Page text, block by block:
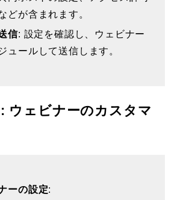
どが含まれます。
信: 設定を確認し、ウェビナー
ュールして送信します。
ウェビナーのカスタマ
ーの設定: